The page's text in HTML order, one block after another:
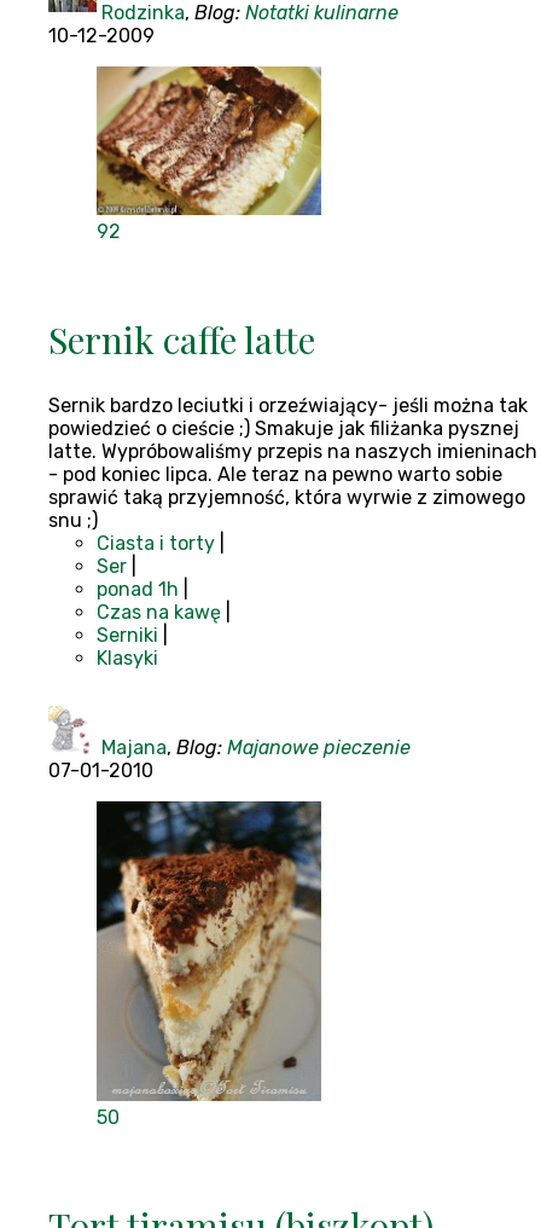
Rodzinka, Blog: Notatki kulinarne
10-12-2009
92
Sernik caffe latte
Sernik bardzo leciutki i orzeźwiający- jeśli można tak
powiedzieć o cieście ;) Smakuje jak filiżanka pysznej
latte. Wypróbowaliśmy przepis na naszych imieninach
- pod koniec lipca. Ale teraz na pewno warto sobie
sprawić taką przyjemność, która wyrwie z zimowego
snu ;)
Ciasta i torty
Ser
ponad 1h
Czas na kawę
Serniki
Klasyki
Majana, Blog: Majanowe pieczenie
07-01-2010
50